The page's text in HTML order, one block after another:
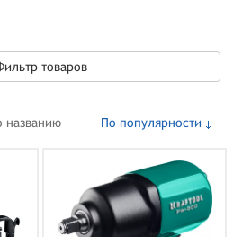
товаров
названию По популярности